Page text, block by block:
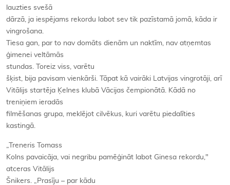
lauzties svešā
dārzā, ja iespējams rekordu labot sev tik pazīstamā jomā, kāda ir
vingrošana.
Tiesa gan, par to nav domāts dienām un naktīm, nav atņemtas
ģimenei veltāmās
stundas. Toreiz viss, varētu
šķist, bija pavisam vienkārši. Tāpat kā vairāki Latvijas vingrotāji, arī
Vitālijs startēja Ķelnes klubā Vācijas čempionātā. Kādā no
treniņiem ieradās
filmēšanas grupa, meklējot cilvēkus, kuri varētu piedalīties
kastingā.
„Treneris Tomass
Kolns pavaicāja, vai negribu pamēģināt labot Ginesa rekordu,"
atceras Vitālijs
Šnikers. „Prasīju – par kādu